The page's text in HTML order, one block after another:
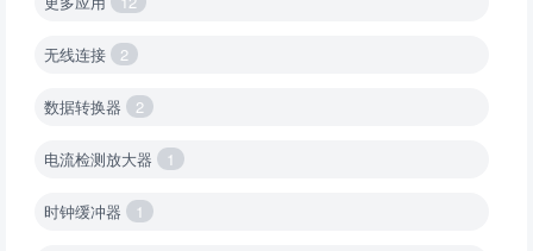
无线连接 2
数据转换器 2
电流检测放大器 1
时钟缓冲器 1